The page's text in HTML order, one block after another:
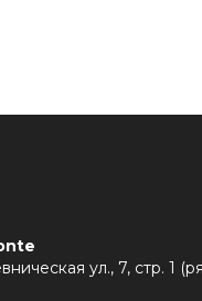
ул., 7, стр. 1